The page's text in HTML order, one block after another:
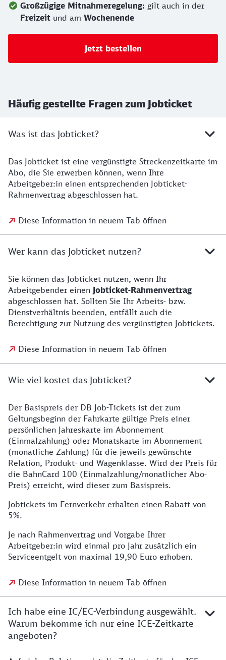
Großzügige Mitnahmeregelung: gilt auch in der
Freizeit und am Wochenende
Jetzt bestellen
Häufig gestellte Fragen zum Jobticket
Was ist das Jobticket?
Das Jobticket ist eine vergünstigte Streckenzeitkarte im
Abo, die Sie erwerben können, wenn Ihre
Arbeitgeber:in einen entsprechenden Jobticket-
Rahmenvertrag abgeschlossen hat.
Diese Information in neuem Tab öffnen
Wer kann das Jobticket nutzen?
Sie können das Jobticket nutzen, wenn Ihr
Arbeitgebender einen Jobticket-Rahmenvertrag
abgeschlossen hat. Sollten Sie Ihr Arbeits- bzw.
Dienstverhältnis beenden, entfällt auch die
Berechtigung zur Nutzung des vergünstigten Jobtickets.
Diese Information in neuem Tab öffnen
Wie viel kostet das Jobticket?
Der Basispreis der DB Job-Tickets ist der zum
Geltungsbeginn der Fahrkarte gültige Preis einer
persönlichen Jahreskarte im Abonnement
(Einmalzahlung) oder Monatskarte im Abonnement
(monatliche Zahlung) für die jeweils gewünschte
Relation, Produkt- und Wagenklasse. Wird der Preis für
die BahnCard 100 (Einmalzahlung/monatlicher Abo-
Preis) erreicht, wird dieser zum Basispreis.
Jobtickets im Fernverkehr erhalten einen Rabatt von
5%.
Je nach Rahmenvertrag und Vorgabe Ihrer
Arbeitgeber:in wird einmal pro Jahr zusätzlich ein
Serviceentgelt von maximal 19,90 Euro erhoben.
Diese Information in neuem Tab öffnen
Ich habe eine IC/EC-Verbindung ausgewählt.
Warum bekomme ich nur eine ICE-Zeitkarte
angeboten?